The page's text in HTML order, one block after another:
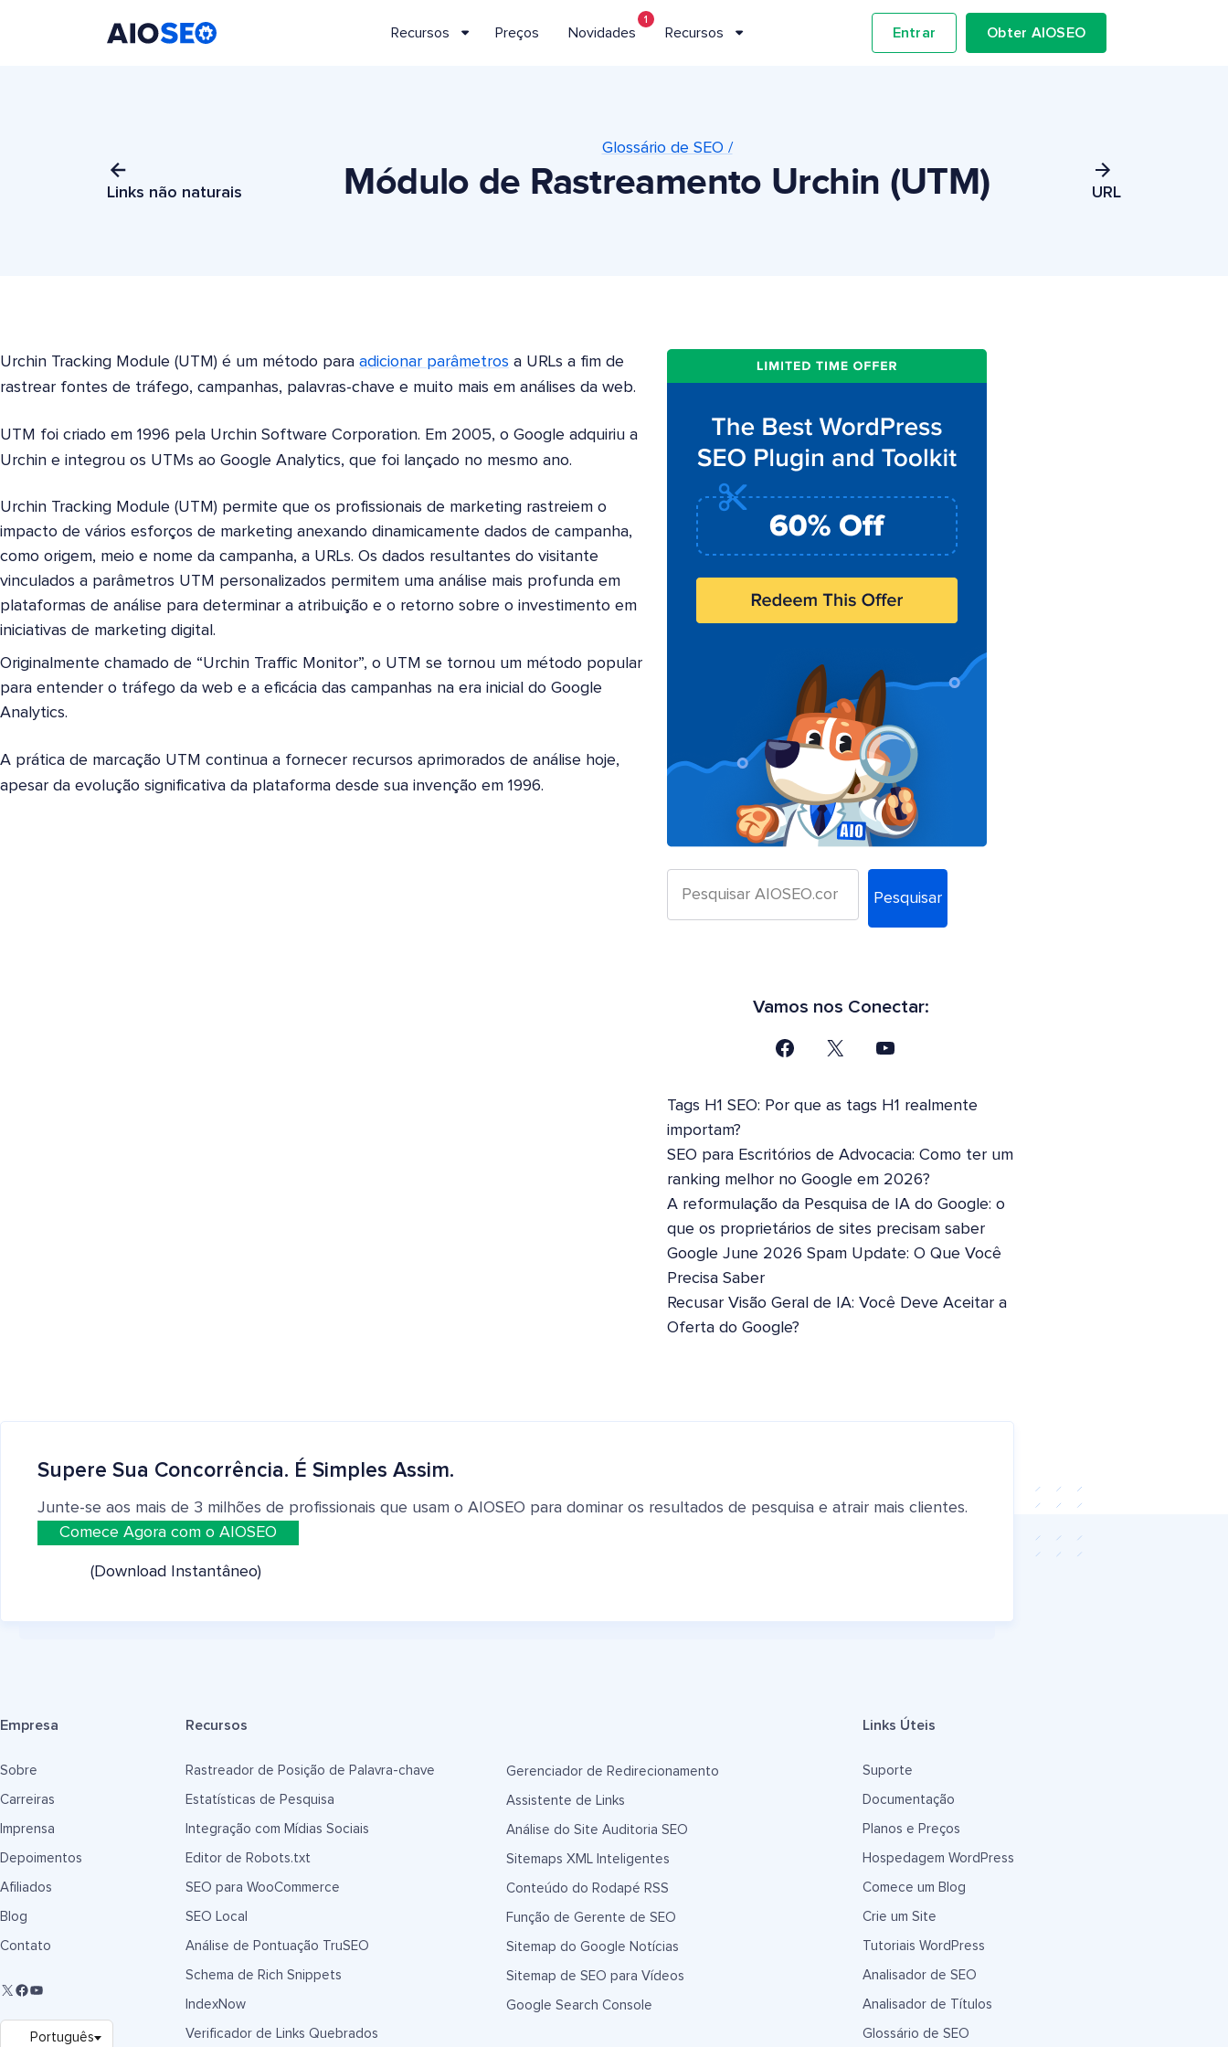
Recursos Preços Novidades
1
Recursos Entrar Obter AIOSEO
Links não naturais
Glossário de SEO /
Módulo de Rastreamento Urchin (UTM) URL
Urchin Tracking Module (UTM) é um método para adicionar parâmetros a URLs a fim de
rastrear fontes de tráfego, campanhas, palavras-chave e muito mais em análises da web.
UTM foi criado em 1996 pela Urchin Software Corporation. Em 2005, o Google adquiriu a
Urchin e integrou os UTMs ao Google Analytics, que foi lançado no mesmo ano.
Urchin Tracking Module (UTM) permite que os profissionais de marketing rastreiem o
impacto de vários esforços de marketing anexando dinamicamente dados de campanha,
como origem, meio e nome da campanha, a URLs. Os dados resultantes do visitante
vinculados a parâmetros UTM personalizados permitem uma análise mais profunda em
plataformas de análise para determinar a atribuição e o retorno sobre o investimento em
iniciativas de marketing digital.
Originalmente chamado de “Urchin Traffic Monitor”, o UTM se tornou um método popular
para entender o tráfego da web e a eficácia das campanhas na era inicial do Google
Analytics.
A prática de marcação UTM continua a fornecer recursos aprimorados de análise hoje,
apesar da evolução significativa da plataforma desde sua invenção em 1996.
Pesquisar
Vamos nos Conectar:
Tags H1 SEO: Por que as tags H1 realmente
importam?
SEO para Escritórios de Advocacia: Como ter um
ranking melhor no Google em 2026?
A reformulação da Pesquisa de IA do Google: o
que os proprietários de sites precisam saber
Google June 2026 Spam Update: O Que Você
Precisa Saber
Recusar Visão Geral de IA: Você Deve Aceitar a
Oferta do Google?
Supere Sua Concorrência. É Simples Assim.
Junte-se aos mais de 3 milhões de profissionais que usam o AIOSEO para dominar os resultados de pesquisa e atrair mais clientes.
Comece Agora com o AIOSEO
(Download Instantâneo)
Empresa
Sobre
Carreiras
Imprensa
Depoimentos
Afiliados
Blog
Contato
Recursos
Rastreador de Posição de Palavra-chave
Estatísticas de Pesquisa
Integração com Mídias Sociais
Editor de Robots.txt
SEO para WooCommerce
SEO Local
Análise de Pontuação TruSEO
Schema de Rich Snippets
IndexNow
Verificador de Links Quebrados
Gerenciador de Redirecionamento
Assistente de Links
Análise do Site Auditoria SEO
Sitemaps XML Inteligentes
Conteúdo do Rodapé RSS
Função de Gerente de SEO
Sitemap do Google Notícias
Sitemap de SEO para Vídeos
Google Search Console
Links Úteis
Suporte
Documentação
Planos e Preços
Hospedagem WordPress
Comece um Blog
Crie um Site
Tutoriais WordPress
Analisador de SEO
Analisador de Títulos
Glossário de SEO